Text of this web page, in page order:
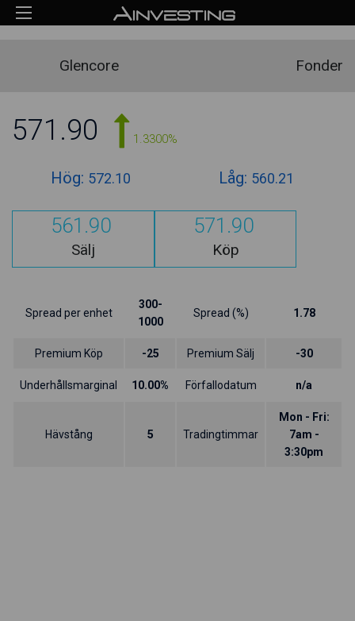
Glencore Fonder
571.90 1.3300%
Hög: 572.10 Låg: 560.21
561.90
Sälj
571.90
Köp
Spread per enhet
300-
1000
Spread (%) 1.78
Premium Köp -25 Premium Sälj -30
Underhållsmarginal 10.00% Förfallodatum n/a
Hävstång 5 Tradingtimmar
Mon - Fri:
7am -
3:30pm